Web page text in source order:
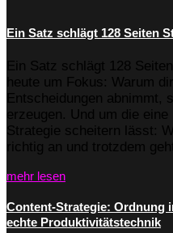
Ein Satz schlägt 128 Seiten
Ein Satz schlägt 128
heute um Fokus: Warum
Entscheidungen abnimmt,
erzeugen. Und um die
Strategie scheitern lässt:
richtig an und trotzdem
mehr lesen
Content-Strategie: Ordnung
echte Produktivitätstechnik